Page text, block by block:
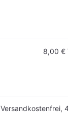
8,00 €
Versandkostenfrei,